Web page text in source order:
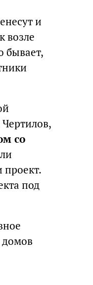
и
возле
бывает,
со
проект.
под